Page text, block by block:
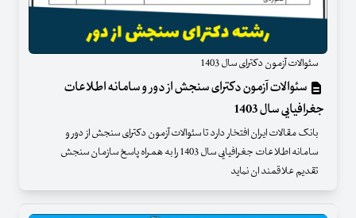
سئوالات آزمون دکترای سال 1403
سئوالات آزمون دکترای سنجش از دور و سامانه اطلاعات
جغرافیایی سال 1403
بانک مقالات ایران افتخار دارد تا سئوالات آزمون دکترای سنجش از دور و
سامانه اطلاعات جغرافیایی سال 1403 را به همراه پاسخ سازمان سنجش
تقدیم علاقمند ان نماید